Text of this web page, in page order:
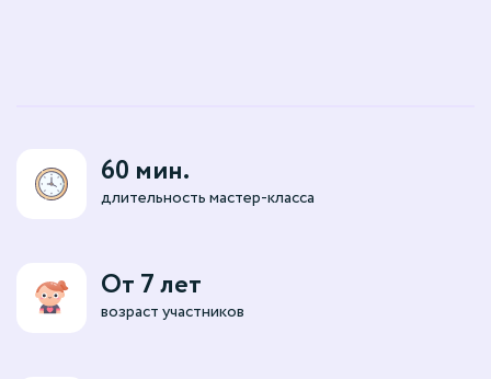
60 мин.
длительность мастер-класса
От 7 лет
возраст участников